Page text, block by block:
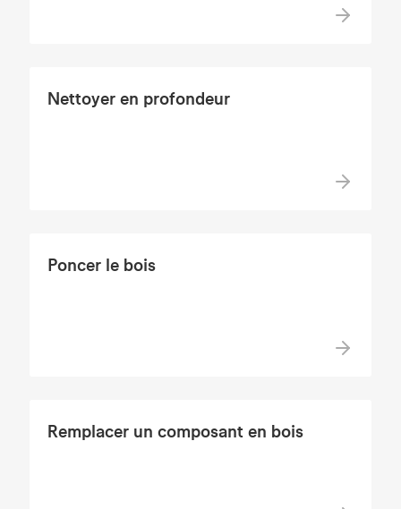
Nettoyer en profondeur
Poncer le bois
Remplacer un composant en bois